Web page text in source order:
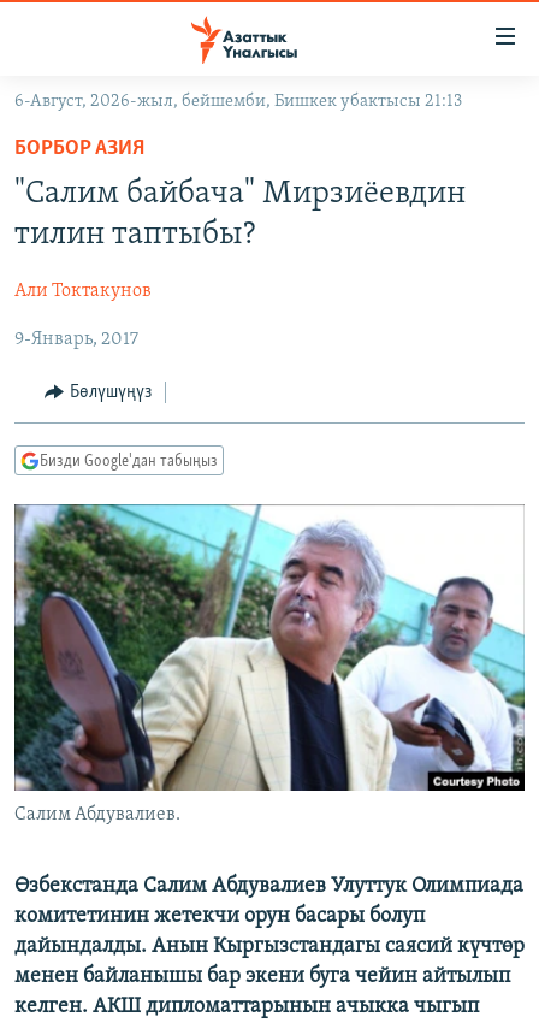
Навигацияга
өтүңүз
Издөөгө
салыңыз
КЫРГЫЗСТАН
ЭКОНОМИКА
МАДАНИЯТ
БОРБОР АЗИЯ
АТАЙЫН ИЛИКТӨӨ
ТВ ПРОГРАММАЛАР
БҮГҮН АЗАТТЫКТА
БИЗ ЖАНА ДҮЙНӨ
ДАНИСТЕ
ЭЖЕ-СИҢДИЛЕР
АЗАТТЫК+
ЫҢГАЙСЫЗ СУРООЛОР
ПОДКАСТ
ӨЗГӨЧӨ ПИКИР
ОНЛАЙН ШЕРИНЕ
ЭЕ/АРнун бардык сайттары
6-Август, 2026-жыл, бейшемби, Бишкек убактысы 21:13
БОРБОР АЗИЯ
"Салим байбача" Мирзиёевдин
тилин таптыбы?
Али Токтакунов
9-Январь, 2017
Бөлүшүңүз
Бизди Google'дан табыңыз
Салим Абдувалиев.
Өзбекстанда Салим Абдувалиев Улуттук Олимпиада
комитетинин жетекчи орун басары болуп
дайындалды. Анын Кыргызстандагы саясий күчтөр
менен байланышы бар экени буга чейин айтылып
келген. АКШ дипломаттарынын ачыкка чыгып